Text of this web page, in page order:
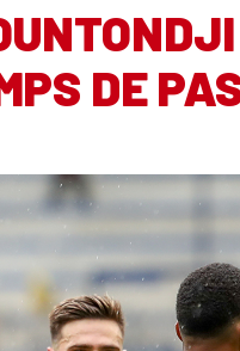
DE